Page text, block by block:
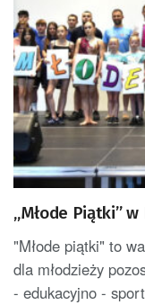
„Młode Piątki”
"Młode piątki" to
dla młodzieży
- edukacyjno -